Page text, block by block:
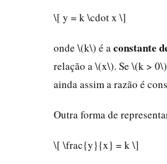
\[ y = k \cdot x \]
onde \(k\) é a constante
relação a \(x\). Se \(k >
ainda assim a razão é
Outra forma de
\[ \frac{y}{x} = k \]